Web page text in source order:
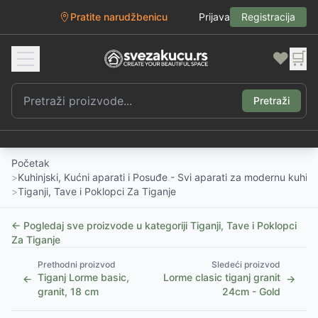
Pratite narudžbenicu Prijava Registracija
❤️ 🛒
Pretraži
Početak
>Kuhinjski, Kućni aparati i Posuđe - Svi aparati za modernu
>Tiganji, Tave i Poklopci Za Tiganje
← Pogledaj sve proizvode u kategoriji Tiganji, Tave i Poklopci
Za Tiganje
←
Prethodni proizvod
Tiganj Lorme basic,
granit, 18 cm
Sledeći proizvod
Lorme clasic tiganj granit
24cm - Gold
→